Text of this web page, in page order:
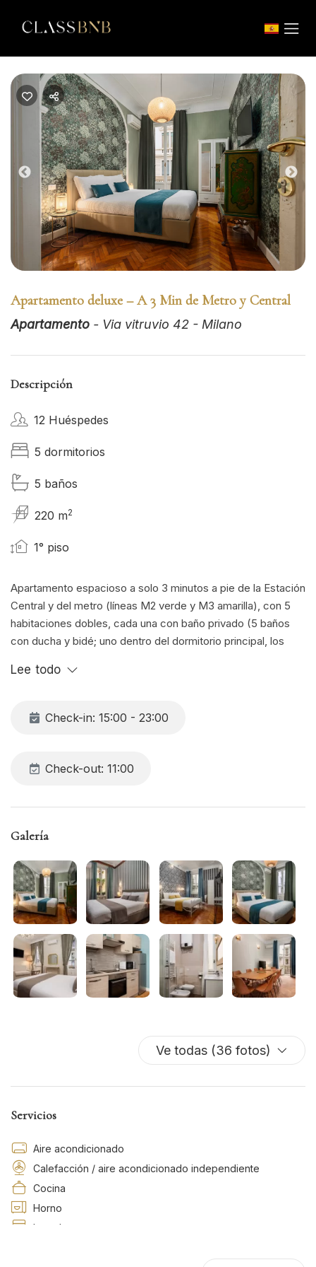
Previous
Apartamento deluxe – A 3 Min de Metro y Central
Apartamento - Via vitruvio 42 - Milano
Descripción
12 Huéspedes
5 dormitorios
5 baños
220 m2
1° piso
Apartamento espacioso a solo 3 minutos a pie de la Estación
Central y del metro (líneas M2 verde y M3 amarilla), con 5
habitaciones dobles, cada una con baño privado (5 baños
con ducha y bidé; uno dentro del dormitorio principal, los
lavavajillas, sofá cama doble y una silla cama individual en
Equipado con aire acondicionado y Wi-Fi, ideal para grupos
Lee todo
Check-in: 15:00 - 23:00
Check-out: 11:00
Galería
Ve todas (36 fotos)
Servicios
Aire acondicionado
Calefacción / aire acondicionado independiente
Cocina
Horno
Lavadora